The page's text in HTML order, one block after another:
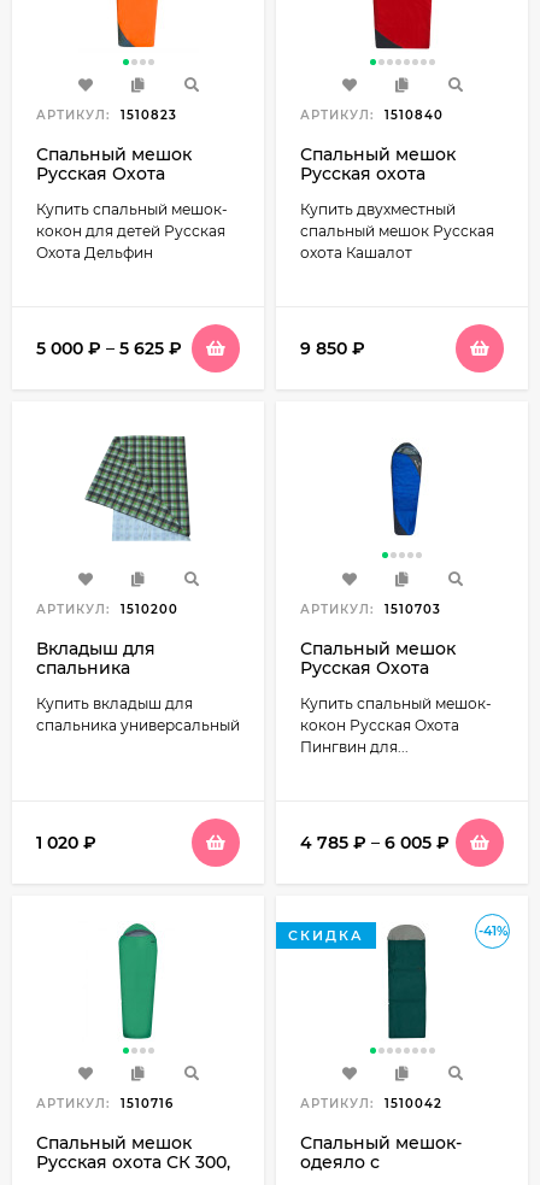
АРТИКУЛ: 1510823
Спальный мешок
Русская Охота
Купить спальный мешок-
кокон для детей Русская
Охота Дельфин
5 000 ₽ – 5 625 ₽
АРТИКУЛ: 1510840
Спальный мешок
Русская охота
двухместный (235х145,
-20С)
Купить двухместный
спальный мешок Русская
охота Кашалот
9 850 ₽
АРТИКУЛ: 1510200
Вкладыш для
спальника
см
Купить вкладыш для
спальника универсальный
1 020 ₽
АРТИКУЛ: 1510703
Спальный мешок
Русская Охота
Купить спальный мешок-
кокон Русская Охота
Пингвин для...
4 785 ₽ – 6 005 ₽
АРТИКУЛ: 1510716
Спальный мешок
Русская охота СК 300,
-41%
СКИДКА
АРТИКУЛ: 1510042
Спальный мешок-
одеяло с